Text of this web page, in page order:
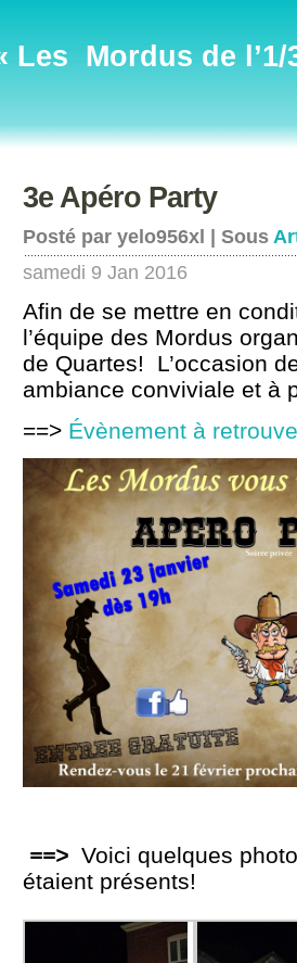
Les Mordus de l’1/
3e Apéro Party
Posté par yelo956xl | Sous
samedi 9 Jan 2016
Afin de se mettre en
l’équipe des Mordus
de Quartes! L’occasion
ambiance conviviale et à
==> Évènement à
==> Voici quelques
étaient présents!